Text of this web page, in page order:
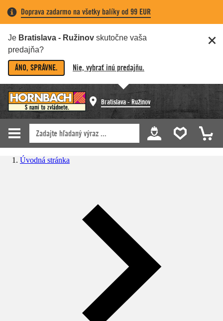
Doprava zadarmo na všetky balíky od 99 EUR
Je Bratislava - Ružinov skutočne vaša
predajňa?
ÁNO, SPRÁVNE. Nie, vybrať inú predajňu.
Bratislava - Ružinov
Úvodná stránka